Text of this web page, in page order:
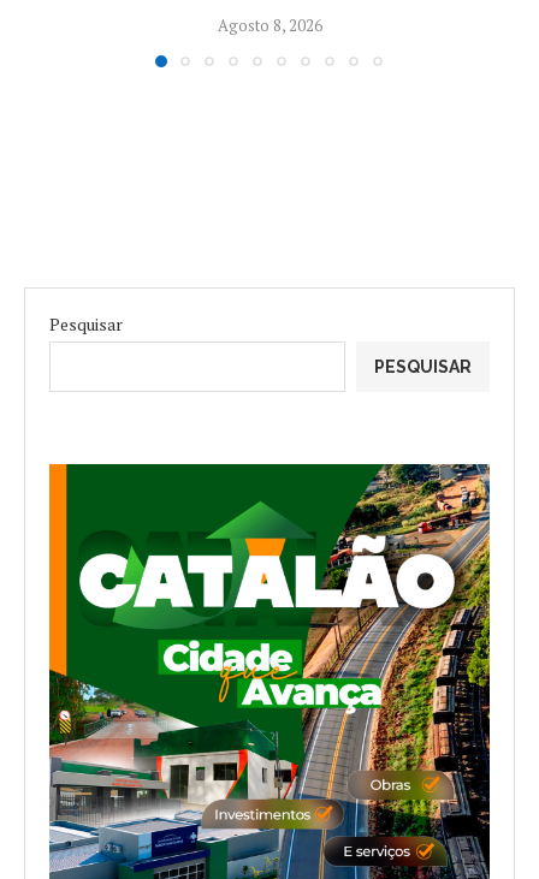
Agosto 8, 2026
Pesquisar
PESQUISAR